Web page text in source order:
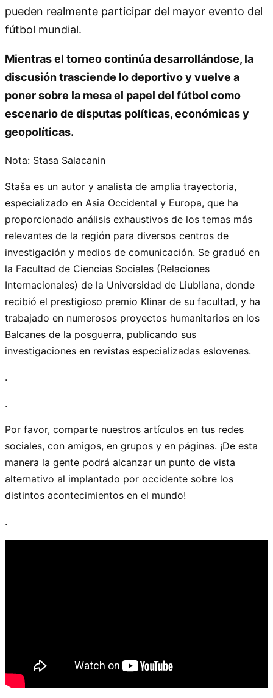
pueden realmente participar del mayor evento del
fútbol mundial.
Mientras el torneo continúa desarrollándose, la
discusión trasciende lo deportivo y vuelve a
poner sobre la mesa el papel del fútbol como
escenario de disputas políticas, económicas y
geopolíticas.
Nota: Stasa Salacanin
Staša es un autor y analista de amplia trayectoria,
especializado en Asia Occidental y Europa, que ha
proporcionado análisis exhaustivos de los temas más
relevantes de la región para diversos centros de
investigación y medios de comunicación. Se graduó en
la Facultad de Ciencias Sociales (Relaciones
Internacionales) de la Universidad de Liubliana, donde
recibió el prestigioso premio Klinar de su facultad, y ha
trabajado en numerosos proyectos humanitarios en los
Balcanes de la posguerra, publicando sus
investigaciones en revistas especializadas eslovenas.
.
.
Por favor, comparte nuestros artículos en tus redes
sociales, con amigos, en grupos y en páginas. ¡De esta
manera la gente podrá alcanzar un punto de vista
alternativo al implantado por occidente sobre los
distintos acontecimientos en el mundo!
.